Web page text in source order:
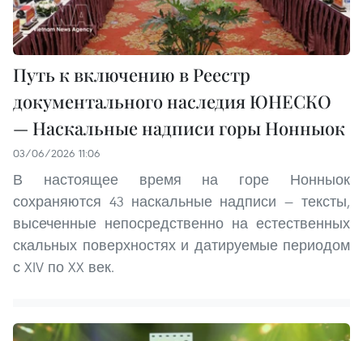
Путь к включению в Реестр
документального наследия ЮНЕСКО
— Наскальные надписи горы Нонныок
03/06/2026 11:06
В настоящее время на горе Нонныок
сохраняются 43 наскальные надписи — тексты,
высеченные непосредственно на естественных
скальных поверхностях и датируемые периодом
с XIV по XX век.